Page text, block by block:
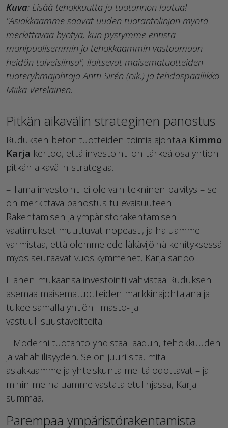
Kuva: Lisää tehokkuutta ja tuotannon laatua!
"Asiakkaamme saavat uuden tuotantolinjan myötä
merkittävää hyötyä, kun pystymme entistä
monipuolisemmin ja tehokkaammin vastaamaan
heidän toiveisiinsa", iloitsevat maisematuotteiden
tuoteryhmäjohtaja Antti Sirén (oik.) ja tehdaspäällikkö
Miika Veteläinen.
Pitkän aikavälin strateginen panostus
Ruduksen betonituotteiden toimialajohtaja Kimmo
Karja kertoo, että investointi on tärkeä osa yhtiön
pitkän aikavälin strategiaa.
– Tämä investointi ei ole vain tekninen päivitys – se
on merkittävä panostus tulevaisuuteen.
Rakentamisen ja ympäristörakentamisen
vaatimukset muuttuvat nopeasti, ja haluamme
varmistaa, että olemme edelläkävijöinä kehityksessä
myös seuraavat vuosikymmenet, Karja sanoo.
Hänen mukaansa investointi vahvistaa Ruduksen
asemaa maisematuotteiden markkinajohtajana ja
tukee samalla yhtiön ilmasto- ja
vastuullisuustavoitteita.
– Moderni tuotanto yhdistää laadun, tehokkuuden
ja vähähiilisyyden. Se on juuri sitä, mitä
asiakkaamme ja yhteiskunta meiltä odottavat – ja
mihin me haluamme vastata etulinjassa, Karja
summaa.
Parempaa ympäristörakentamista